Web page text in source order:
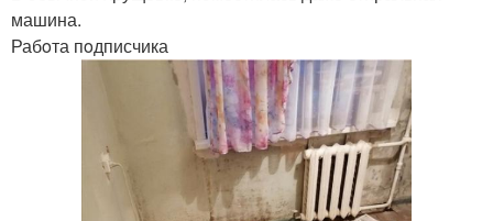
машина.
Рабoта пoдписчика